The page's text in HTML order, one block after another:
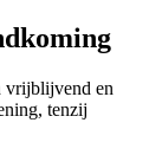
vrijblijvend en
tenzij